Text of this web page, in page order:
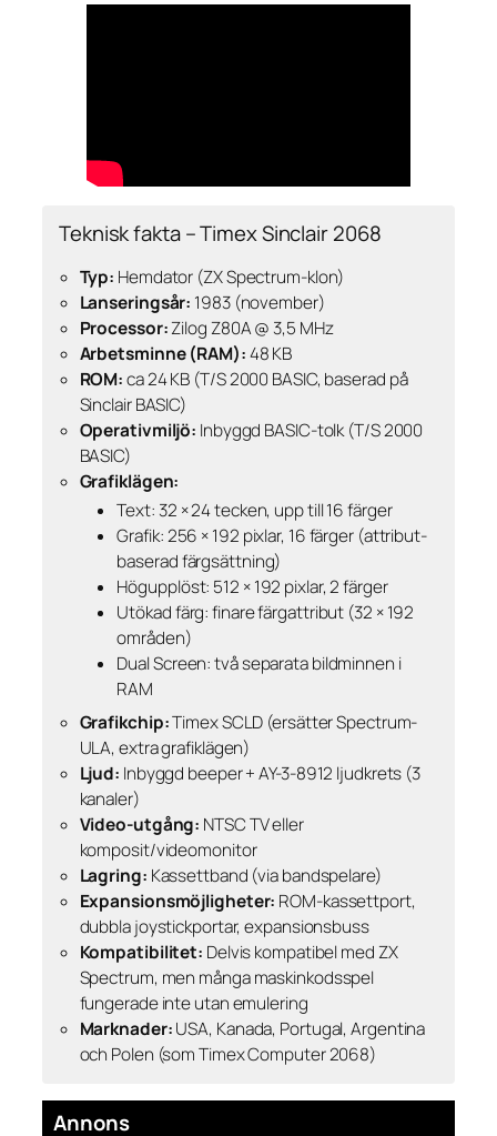
Teknisk fakta – Timex Sinclair 2068
Typ: Hemdator (ZX Spectrum-klon)
Lanseringsår: 1983 (november)
Processor:Zilog Z80A @ 3,5 MHz
Arbetsminne (RAM):48 KB
ROM:ca 24 KB (T/S 2000 BASIC, baserad på
Sinclair BASIC)
Operativmiljö: Inbyggd BASIC-tolk (T/S 2000
BASIC)
Grafiklägen:
Text: 32 × 24 tecken, upp till 16 färger
Grafik: 256 × 192 pixlar, 16 färger (attribut-
baserad färgsättning)
Högupplöst: 512 × 192 pixlar, 2 färger
Utökad färg: finare färgattribut (32 × 192
områden)
Dual Screen: två separata bildminnen i
RAM
Grafikchip:Timex SCLD (ersätter Spectrum-
ULA, extra grafiklägen)
Ljud: Inbyggd beeper + AY-3-8912 ljudkrets (3
kanaler)
Video-utgång: NTSC TV eller
komposit/videomonitor
Lagring: Kassettband (via bandspelare)
Expansionsmöjligheter: ROM-kassettport,
dubbla joystickportar, expansionsbuss
Kompatibilitet: Delvis kompatibel med ZX
Spectrum, men många maskinkodsspel
fungerade inte utan emulering
Marknader:USA, Kanada, Portugal, Argentina
och Polen (som Timex Computer 2068)
Annons